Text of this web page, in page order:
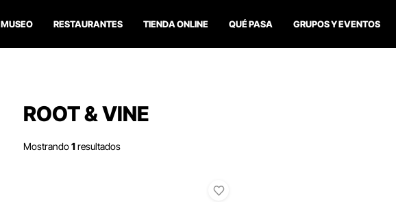
MUSEO RESTAURANTES TIENDA ONLINE QUÉ PASA GRUPOS Y EVENTOS
ROOT & VINE
Mostrando1resultados